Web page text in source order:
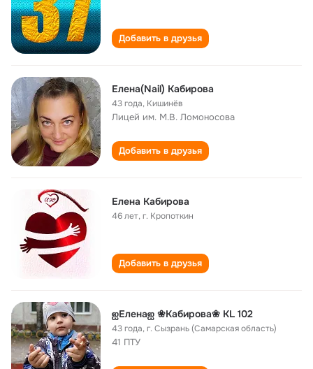
Добавить в друзья
Елена(Nail) Кабирова
43 года, Кишинёв
Лицей им. М.В. Ломоносова
Добавить в друзья
Елена Кабирова
46 лет,г. Кропоткин
Добавить в друзья
ஐЕленаஐ ❀Кабирова❀ KL 102
43 года,г. Сызрань (Самарская область)
41 ПТУ